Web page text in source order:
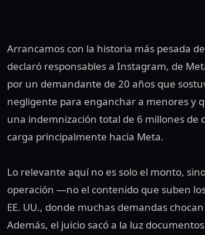
Arrancamos con la historia más pesada
declaró responsables a Instagram, de
por un demandante de 20 años que
negligente para enganchar a menores y
una indemnización total de 6 millones
carga principalmente hacia Meta.
Lo relevante aquí no es solo el monto,
operación —no el contenido que suben
EE. UU., donde muchas demandas
Además, el juicio sacó a la luz